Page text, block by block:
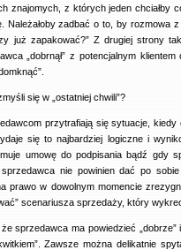
znajomych, z których jeden
Należałoby zadbać o to, by rozmowa
już zapakować?” Z drugiej strony
„dobrnął” z potencjalnym
się w „ostatniej chwili”?
przytrafiają się sytuacje,
się to najbardziej logiczne i
umowę do podpisania bądź gdy
nie powinien dać po
prawo w dowolnym momencie
scenariusza sprzedaży, który
sprzedawca ma powiedzieć
Zawsze można delikatnie